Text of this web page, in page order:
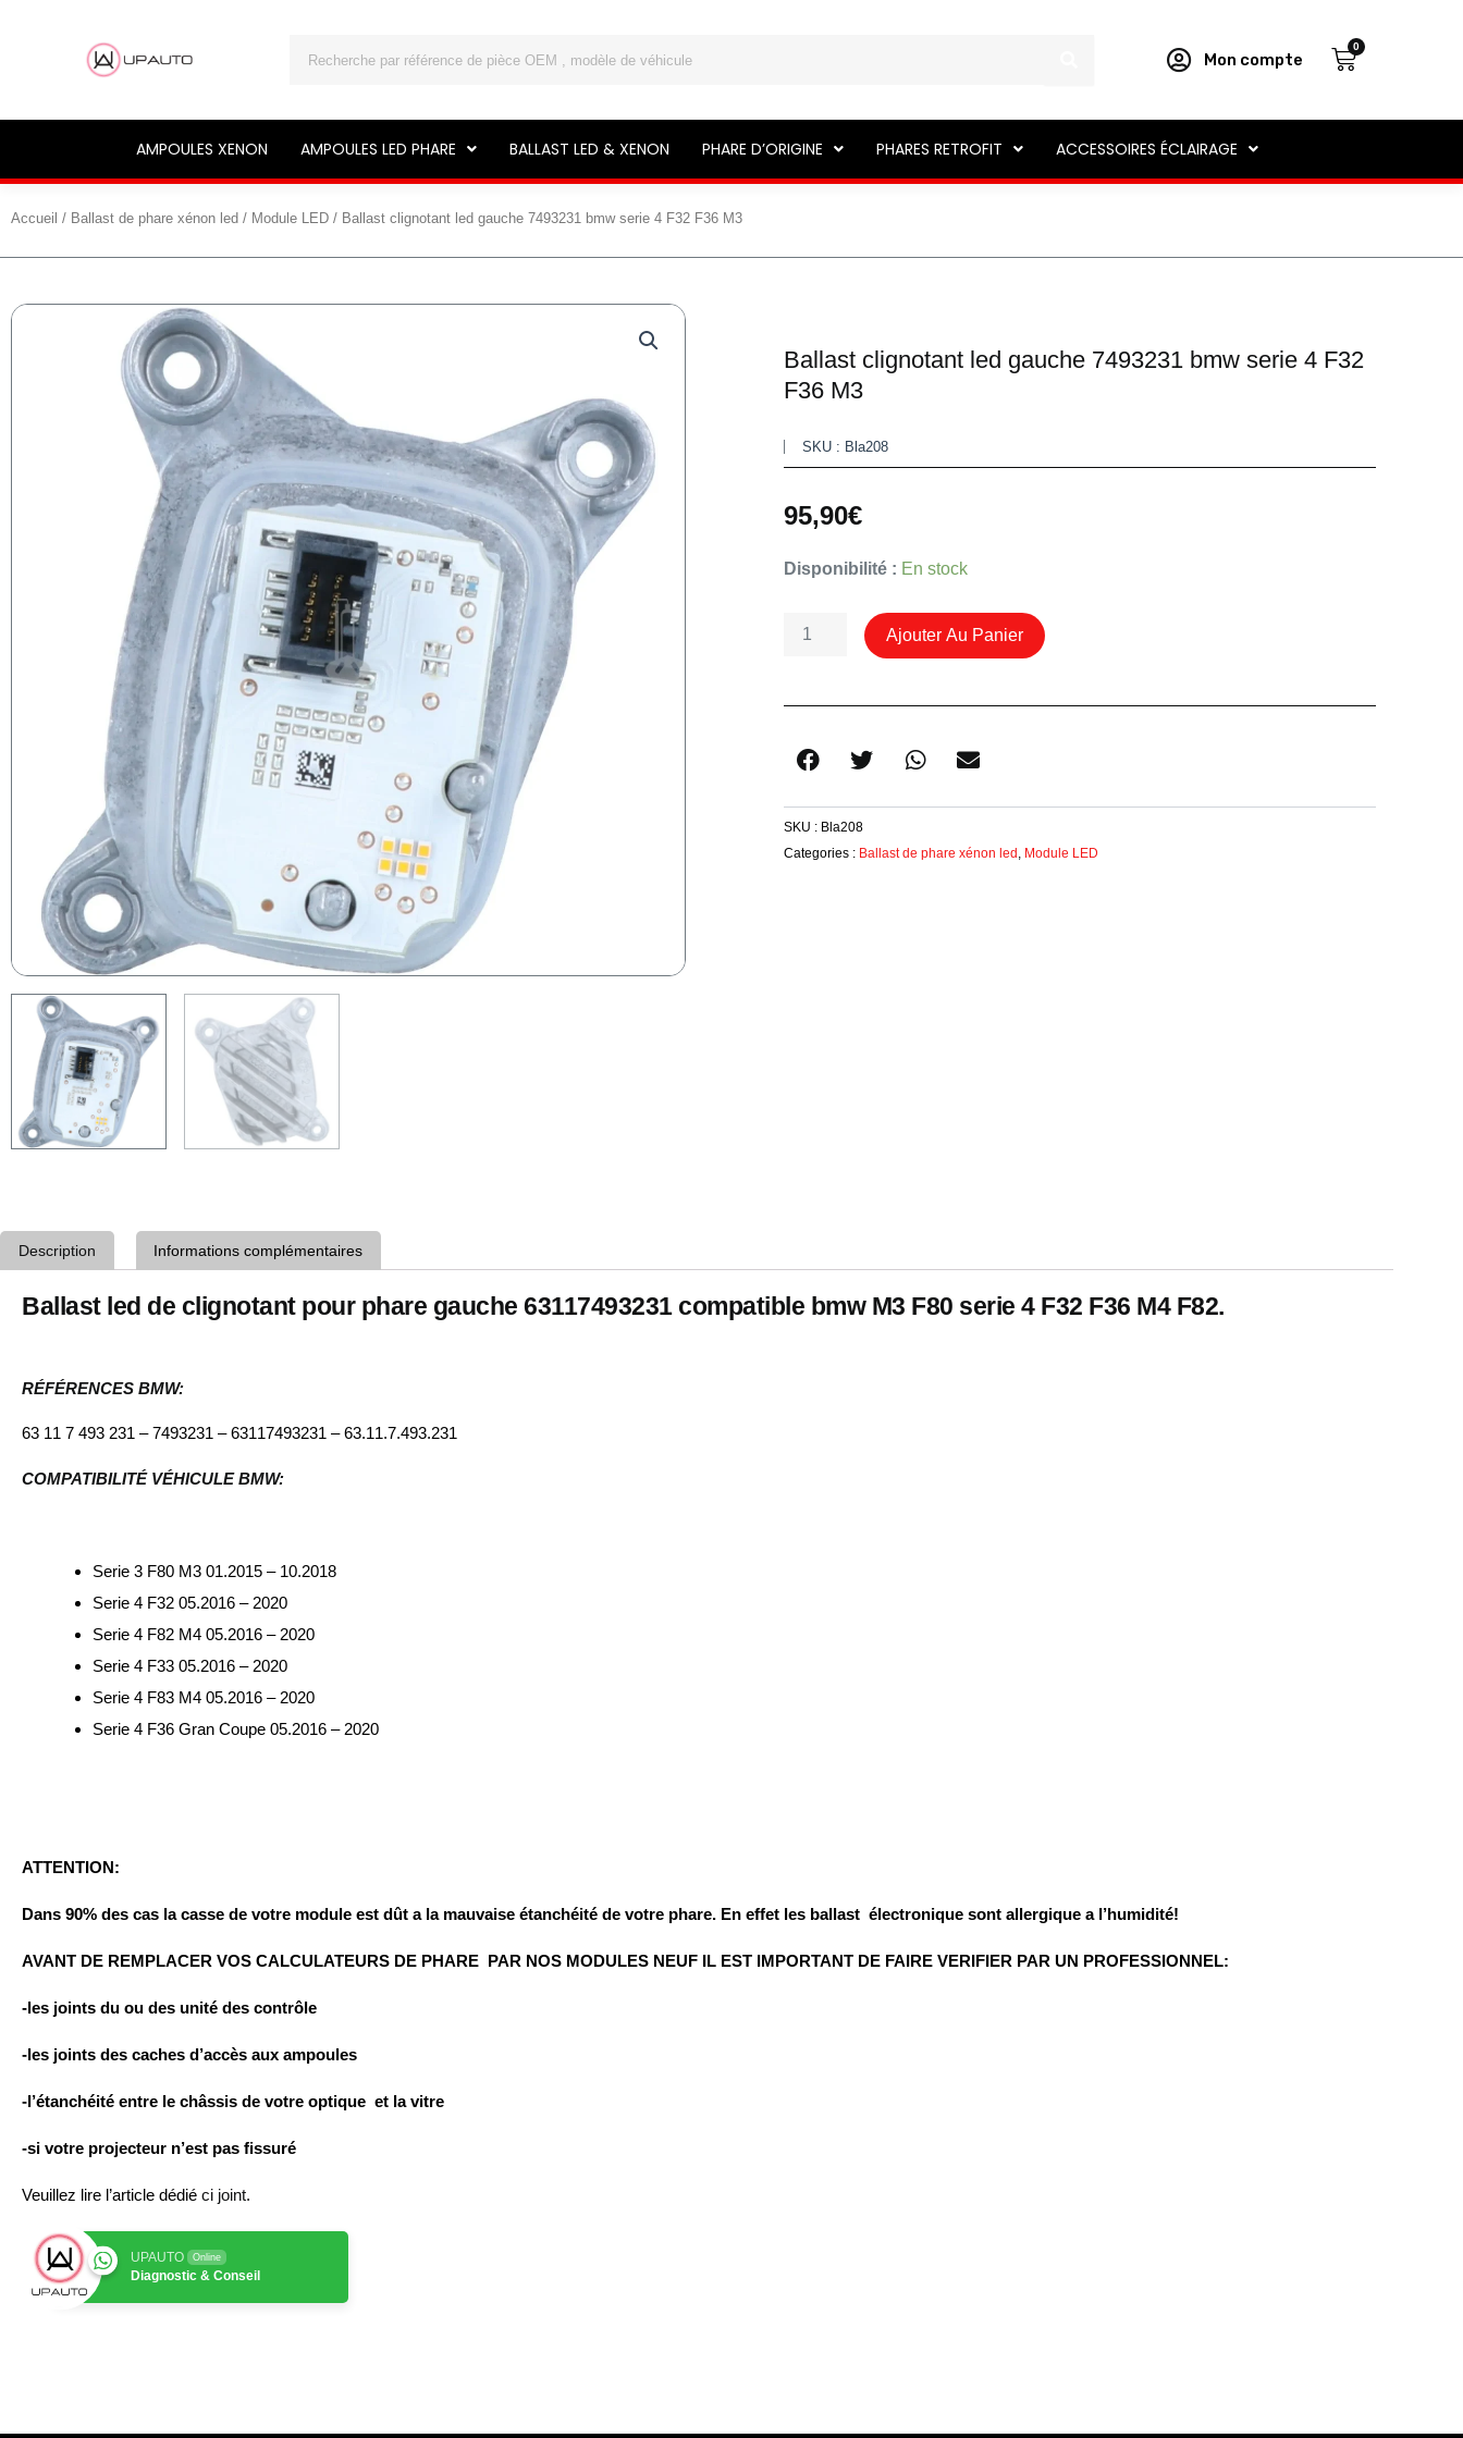
Mon compte
0
Panier
AMPOULES XENON AMPOULES LED PHARE BALLAST LED & XENON PHARE D’ORIGINE PHARES RETROFIT ACCESSOIRES ÉCLAIRAGE
Accueil / Ballast de phare xénon led / Module LED / Ballast clignotant led gauche 7493231 bmw serie 4 F32 F36 M3
Ballast clignotant led gauche 7493231 bmw serie 4 F32
F36 M3
SKU : Bla208
95,90€
Disponibilité : En stock
Quantité
Clignotant
Bmw
Serie
4
F32
F36
Ajouter Au Panier
SKU : Bla208
Categories : Ballast de phare xénon led Module LED
Description Informations complémentaires
Ballast led de clignotant pour phare gauche 63117493231 compatible bmw M3 F80 serie 4 F32 F36 M4 F82.
RÉFÉRENCES BMW:
63 11 7 493 231 – 7493231 – 63117493231 – 63.11.7.493.231
COMPATIBILITÉ VÉHICULE BMW:
Serie 3 F80 M3 01.2015 – 10.2018
Serie 4 F32 05.2016 – 2020
Serie 4 F82 M4 05.2016 – 2020
Serie 4 F33 05.2016 – 2020
Serie 4 F83 M4 05.2016 – 2020
Serie 4 F36 Gran Coupe 05.2016 – 2020
ATTENTION:
Dans 90% des cas la casse de votre module est dût a la mauvaise étanchéité de votre phare. En effet les ballast électronique sont allergique a l’humidité!
AVANT DE REMPLACER VOS CALCULATEURS DE PHARE PAR NOS MODULES NEUF IL EST IMPORTANT DE FAIRE VERIFIER PAR UN PROFESSIONNEL:
-les joints du ou des unité des contrôle
-les joints des caches d’accès aux ampoules
-l’étanchéité entre le châssis de votre optique et la vitre
-si votre projecteur n’est pas fissuré
Veuillez lire l’article dédié ci joint.
UPAUTO Online
Diagnostic & Conseil